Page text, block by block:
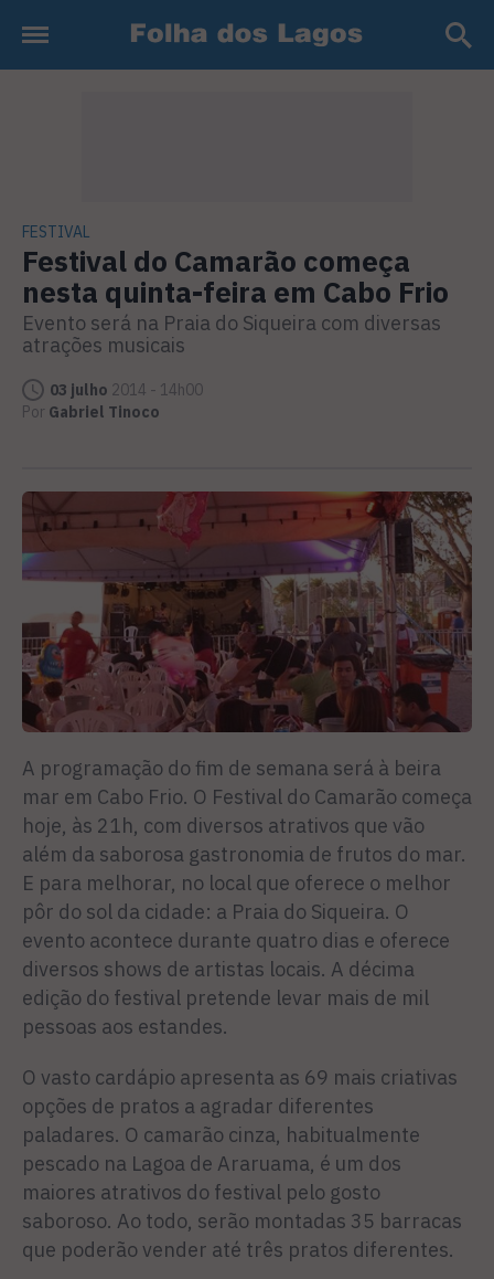
FESTIVAL
Festival do Camarão começa
nesta quinta-feira em Cabo Frio
Evento será na Praia do Siqueira com diversas
atrações musicais
03 julho 2014 - 14h00
Por Gabriel Tinoco
A programação do fim de semana será à beira
mar em Cabo Frio. O Festival do Camarão começa
hoje, às 21h, com diversos atrativos que vão
além da saborosa gastronomia de frutos do mar.
E para melhorar, no local que oferece o melhor
pôr do sol da cidade: a Praia do Siqueira. O
evento acontece durante quatro dias e oferece
diversos shows de artistas locais. A décima
edição do festival pretende levar mais de mil
pessoas aos estandes.
O vasto cardápio apresenta as 69 mais criativas
opções de pratos a agradar diferentes
paladares. O camarão cinza, habitualmente
pescado na Lagoa de Araruama, é um dos
maiores atrativos do festival pelo gosto
saboroso. Ao todo, serão montadas 35 barracas
que poderão vender até três pratos diferentes.